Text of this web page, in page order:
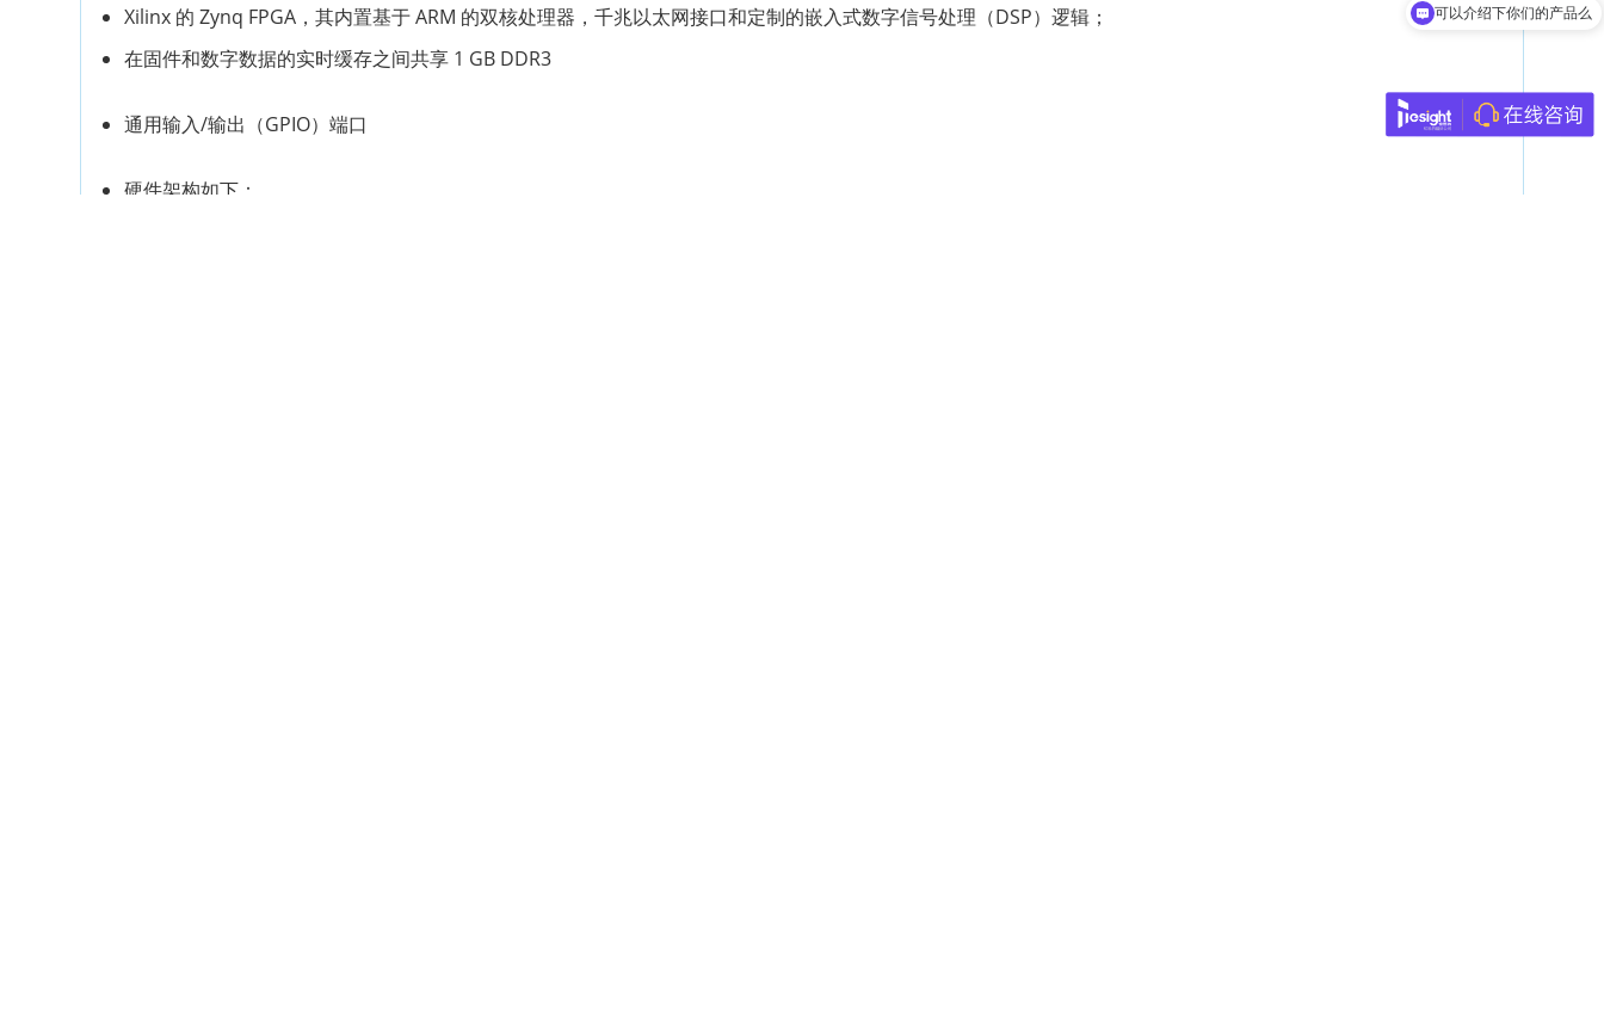
Xilinx 的 Zynq FPGA，其内置基于 ARM 的双核处理器，千兆以太网接口和定制的嵌入式数字信号处理（DSP）逻辑；
在固件和数字数据的实时缓存之间共享 1 GB DDR3
通用输入/输出（GPIO）端口
硬件架构如下：
可以介绍下你们的产品么